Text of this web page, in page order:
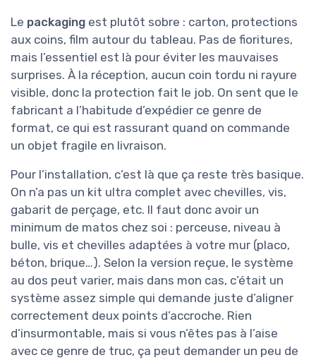
Le packaging est plutôt sobre : carton, protections
aux coins, film autour du tableau. Pas de fioritures,
mais l’essentiel est là pour éviter les mauvaises
surprises. À la réception, aucun coin tordu ni rayure
visible, donc la protection fait le job. On sent que le
fabricant a l’habitude d’expédier ce genre de
format, ce qui est rassurant quand on commande
un objet fragile en livraison.
Pour l’installation, c’est là que ça reste très basique.
On n’a pas un kit ultra complet avec chevilles, vis,
gabarit de perçage, etc. Il faut donc avoir un
minimum de matos chez soi : perceuse, niveau à
bulle, vis et chevilles adaptées à votre mur (placo,
béton, brique…). Selon la version reçue, le système
au dos peut varier, mais dans mon cas, c’était un
système assez simple qui demande juste d’aligner
correctement deux points d’accroche. Rien
d’insurmontable, mais si vous n’êtes pas à l’aise
avec ce genre de truc, ça peut demander un peu de